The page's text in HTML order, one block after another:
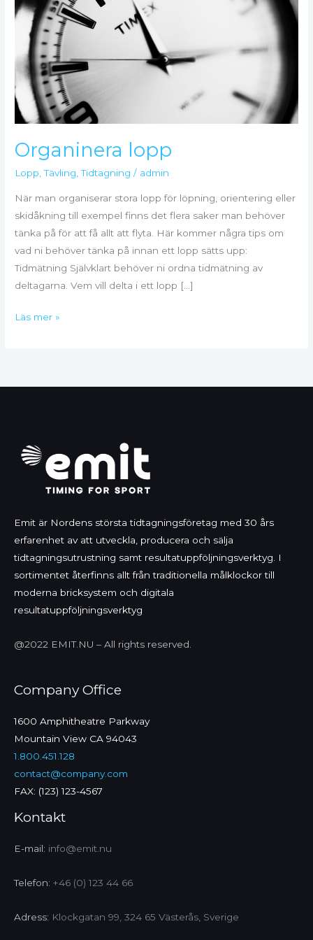
Organinera lopp
Lopp ,Tävling ,Tidtagning / admin
När man organiserar stora lopp för löpning, orientering eller
skidåkning till exempel finns det flera saker man behöver
tänka på för att få allt att flyta. Här kommer några tips om
vad ni behöver tänka på innan ett lopp sätts upp:
Tidmätning Självklart behöver ni ordna tidmätning av
deltagarna. Vem vill delta i ett lopp […]
Läs mer »
Emit är Nordens största tidtagningsföretag med 30 års
erfarenhet av att utveckla, producera och sälja
tidtagningsutrustning samt resultatuppföljningsverktyg. I
sortimentet återfinns allt från traditionella målklockor till
moderna bricksystem och digitala
resultatuppföljningsverktyg
@2022 EMIT.NU – All rights reserved.
Company Office
1600 Amphitheatre Parkway
Mountain View CA 94043
1.800.451.128
contact@company.com
FAX: (123) 123-4567
Kontakt
E-mail: info@emit.nu
Telefon: +46 (0) 123 44 66
Adress: Klockgatan 99, 324 65 Västerås, Sverige